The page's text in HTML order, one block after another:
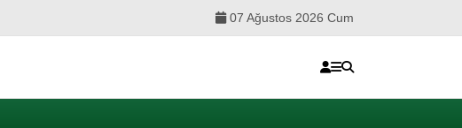
07 Ağustos 2026 Cum